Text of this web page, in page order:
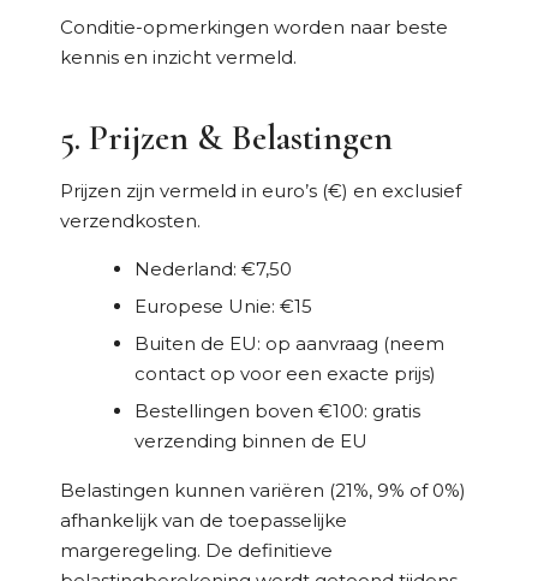
Conditie-opmerkingen worden naar beste
kennis en inzicht vermeld.
5. Prijzen & Belastingen
Prijzen zijn vermeld in euro’s (€) en exclusief
verzendkosten.
Nederland: €7,50
Europese Unie: €15
Buiten de EU: op aanvraag (neem
contact op voor een exacte prijs)
Bestellingen boven €100: gratis
verzending binnen de EU
Belastingen kunnen variëren (21%, 9% of 0%)
afhankelijk van de toepasselijke
margeregeling. De definitieve